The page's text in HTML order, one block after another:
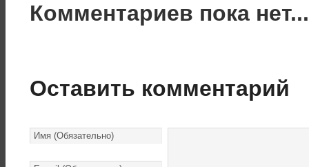
Комментариев пока
Оставить комментарий